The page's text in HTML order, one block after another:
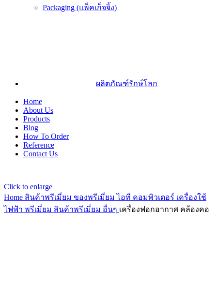
Packaging (แพ็คเก็จจิ้ง)
ผลิตภัณฑ์รักษ์โลก
Home
About Us
Products
Blog
How To Order
Reference
Contact Us
Click to enlarge
Home สินค้าพรีเมี่ยม ของพรีเมี่ยมไอที คอมพิวเตอร์ เครื่องใช้
ไฟฟ้า พรีเมี่ยม สินค้าพรีเมี่ยม อื่นๆ เครื่องฟอกอากาศ คล้องคอ